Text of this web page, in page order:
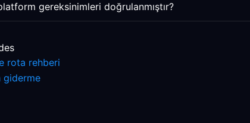
gereksinimleri doğrulanmıştır?
rota rehberi
giderme